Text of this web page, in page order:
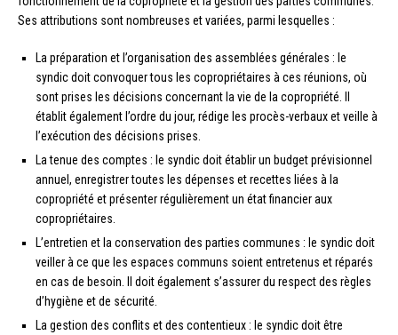
Ses attributions sont nombreuses et variées, parmi lesquelles :
La préparation et l’organisation des assemblées générales : le
syndic doit convoquer tous les copropriétaires à ces réunions, où
sont prises les décisions concernant la vie de la copropriété. Il
établit également l’ordre du jour, rédige les procès-verbaux et veille à
l’exécution des décisions prises.
La tenue des comptes : le syndic doit établir un budget prévisionnel
annuel, enregistrer toutes les dépenses et recettes liées à la
copropriété et présenter régulièrement un état financier aux
copropriétaires.
L’entretien et la conservation des parties communes : le syndic doit
veiller à ce que les espaces communs soient entretenus et réparés
en cas de besoin. Il doit également s’assurer du respect des règles
d’hygiène et de sécurité.
La gestion des conflits et des contentieux : le syndic doit être